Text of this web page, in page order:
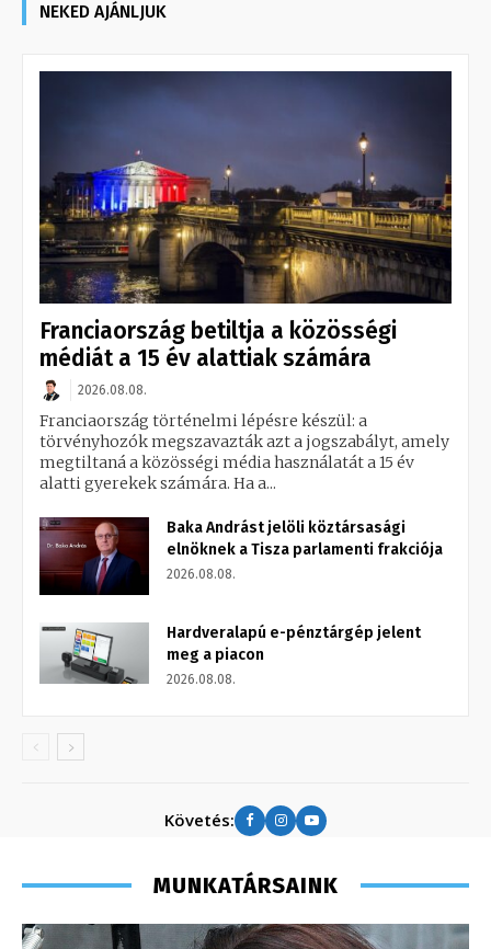
NEKED AJÁNLJUK
Franciaország betiltja a közösségi
médiát a 15 év alattiak számára
2026.08.08.
Franciaország történelmi lépésre készül: a
törvényhozók megszavazták azt a jogszabályt, amely
megtiltaná a közösségi média használatát a 15 év
alatti gyerekek számára. Ha a...
Baka Andrást jelöli köztársasági
elnöknek a Tisza parlamenti frakciója
2026.08.08.
Hardveralapú e-pénztárgép jelent
meg a piacon
2026.08.08.
Követés:
MUNKATÁRSAINK